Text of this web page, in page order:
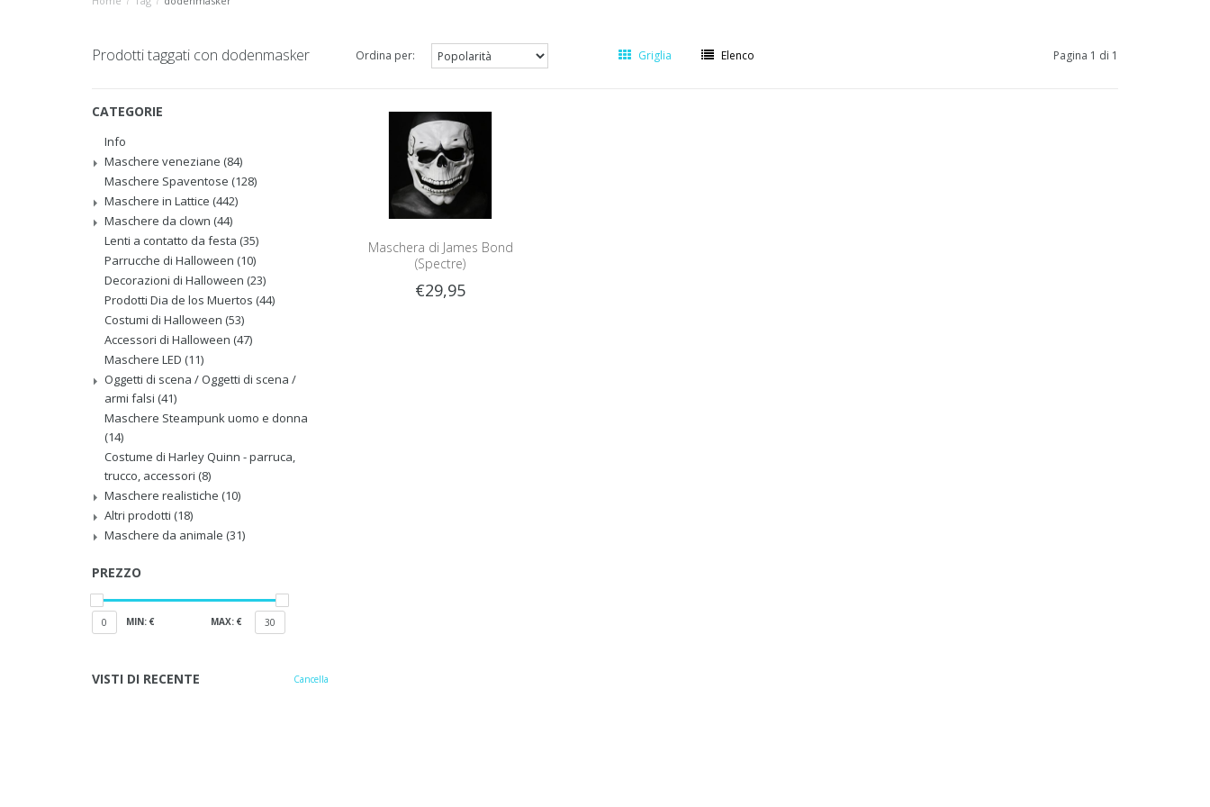
Prodotti taggati con dodenmasker Ordina per: Griglia Elenco Pagina 1 di 1
CATEGORIE
Info
Maschere veneziane (84)
Maschere Spaventose (128)
Maschere in Lattice (442)
Maschere da clown (44)
Lenti a contatto da festa (35)
Parrucche di Halloween (10)
Decorazioni di Halloween (23)
Prodotti Dia de los Muertos (44)
Costumi di Halloween (53)
Accessori di Halloween (47)
Maschere LED (11)
Oggetti di scena / Oggetti di scena /
armi falsi (41)
Maschere Steampunk uomo e donna
(14)
Costume di Harley Quinn - parruca,
trucco, accessori (8)
Maschere realistiche (10)
Altri prodotti (18)
Maschere da animale (31)
PREZZO
0 MIN: € MAX: € 30
VISTI DI RECENTE Cancella
Maschera di James Bond
(Spectre)
€29,95